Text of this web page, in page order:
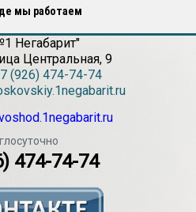
мы работаем
Негабарит"
Центральная, 9
(926) 474-74-74
474-74-74